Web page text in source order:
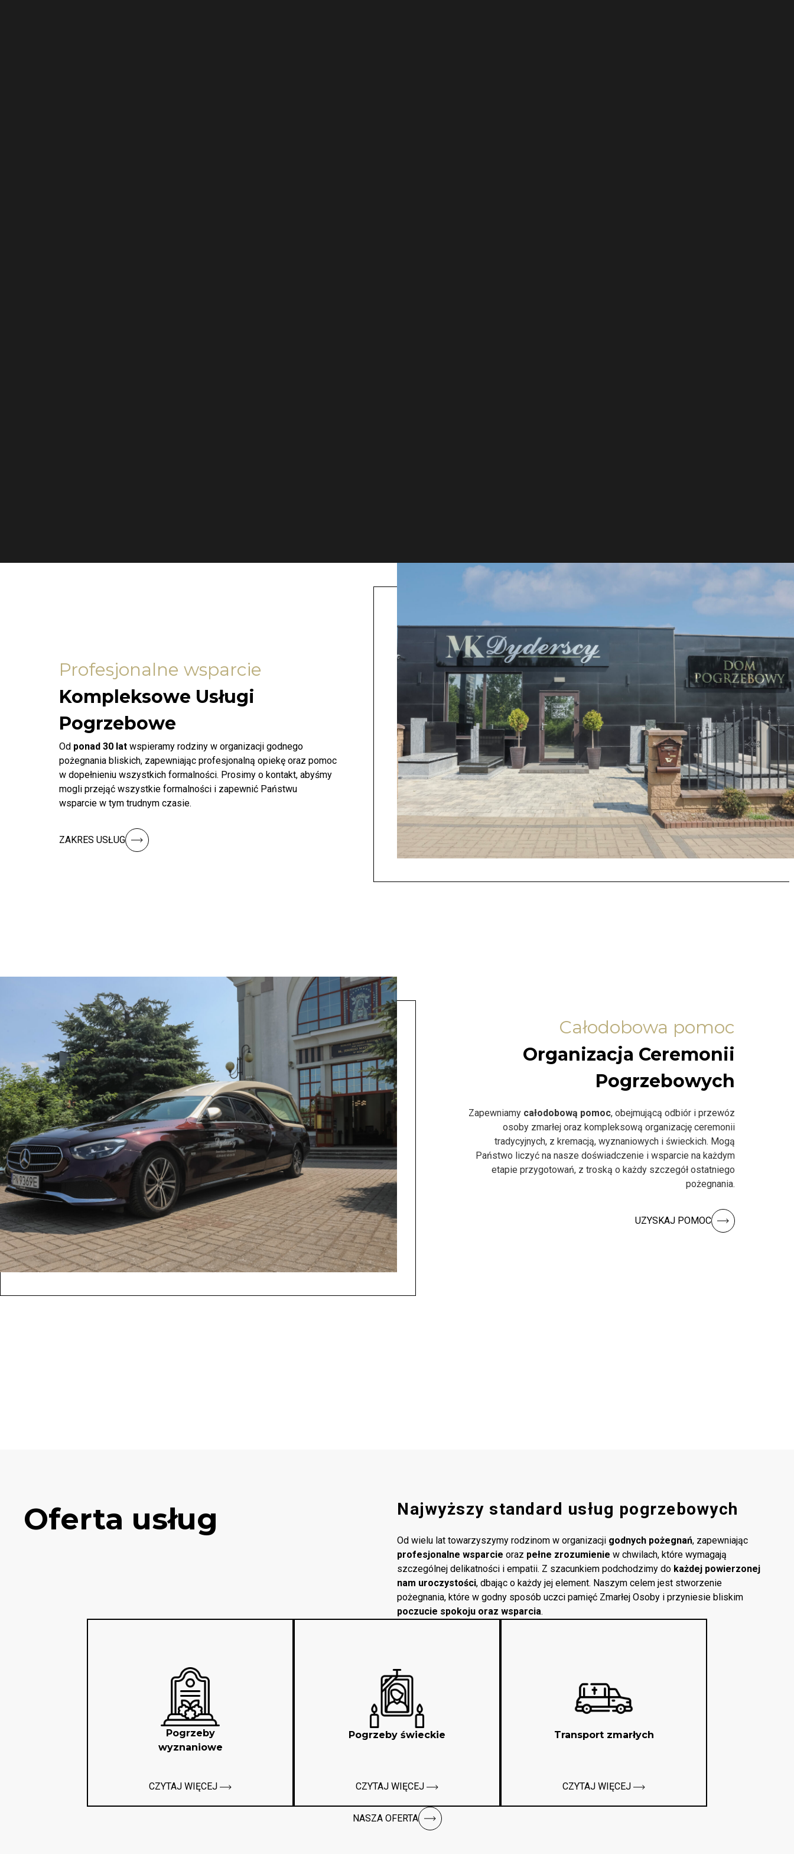
Profesjonalne wsparcie
Kompleksowe Usługi
Pogrzebowe
Od ponad 30 lat wspieramy rodziny w organizacji godnego
pożegnania bliskich, zapewniając profesjonalną opiekę oraz pomoc
w dopełnieniu wszystkich formalności. Prosimy o kontakt, abyśmy
mogli przejąć wszystkie formalności i zapewnić Państwu
wsparcie w tym trudnym czasie.
ZAKRES USŁUG
Całodobowa pomoc
Organizacja Ceremonii
Pogrzebowych
Zapewniamy całodobową pomoc, obejmującą odbiór i przewóz
osoby zmarłej oraz kompleksową organizację ceremonii
tradycyjnych, z kremacją, wyznaniowych i świeckich. Mogą
Państwo liczyć na nasze doświadczenie i wsparcie na każdym
etapie przygotowań, z troską o każdy szczegół ostatniego
pożegnania.
UZYSKAJ POMOC
Oferta usług Najwyższy standard usług pogrzebowych
Od wielu lat towarzyszymy rodzinom w organizacji godnych pożegnań, zapewniając
profesjonalne wsparcie oraz pełne zrozumienie w chwilach, które wymagają
szczególnej delikatności i empatii. Z szacunkiem podchodzimy do każdej powierzonej
nam uroczystości, dbając o każdy jej element. Naszym celem jest stworzenie
pożegnania, które w godny sposób uczci pamięć Zmarłej Osoby i przyniesie bliskim
poczucie spokoju oraz wsparcia.
Pogrzeby
wyznaniowe
CZYTAJ WIĘCEJ
Pogrzeby świeckie
CZYTAJ WIĘCEJ
Transport zmarłych
CZYTAJ WIĘCEJ
NASZA OFERTA